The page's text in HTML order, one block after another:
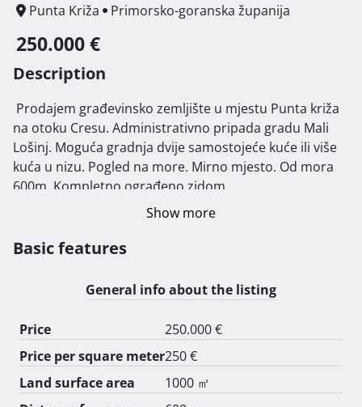
Punta Križa
Primorsko-goranska županija
250.000 €
Description
na otoku Cresu. Administrativno pripada gradu Mali
Lošinj. Moguća gradnja dvije samostojeće kuće ili više
kuća u nizu. Pogled na more. Mirno mjesto. Od mora
600m. Kompletno ograđeno zidom.
Show more
Basic features
General info about the listing
Price
250.000 €
Price per square meter250 €
Land surface area
1000 ㎡